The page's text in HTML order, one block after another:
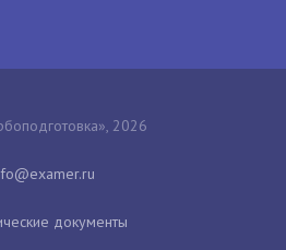
2026
документы